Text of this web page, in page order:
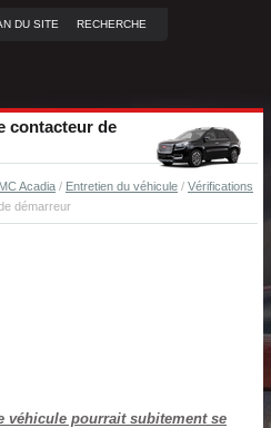
DU SITE RECHERCHE
contacteur de
Acadia / Entretien du véhicule / Vérifications
démarreur
véhicule pourrait subitement se